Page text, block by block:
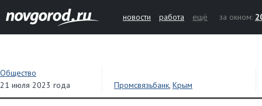
новости работа ещё за окном:
Общество
21 июля 2023 года
Промсвязьбанк, Крым